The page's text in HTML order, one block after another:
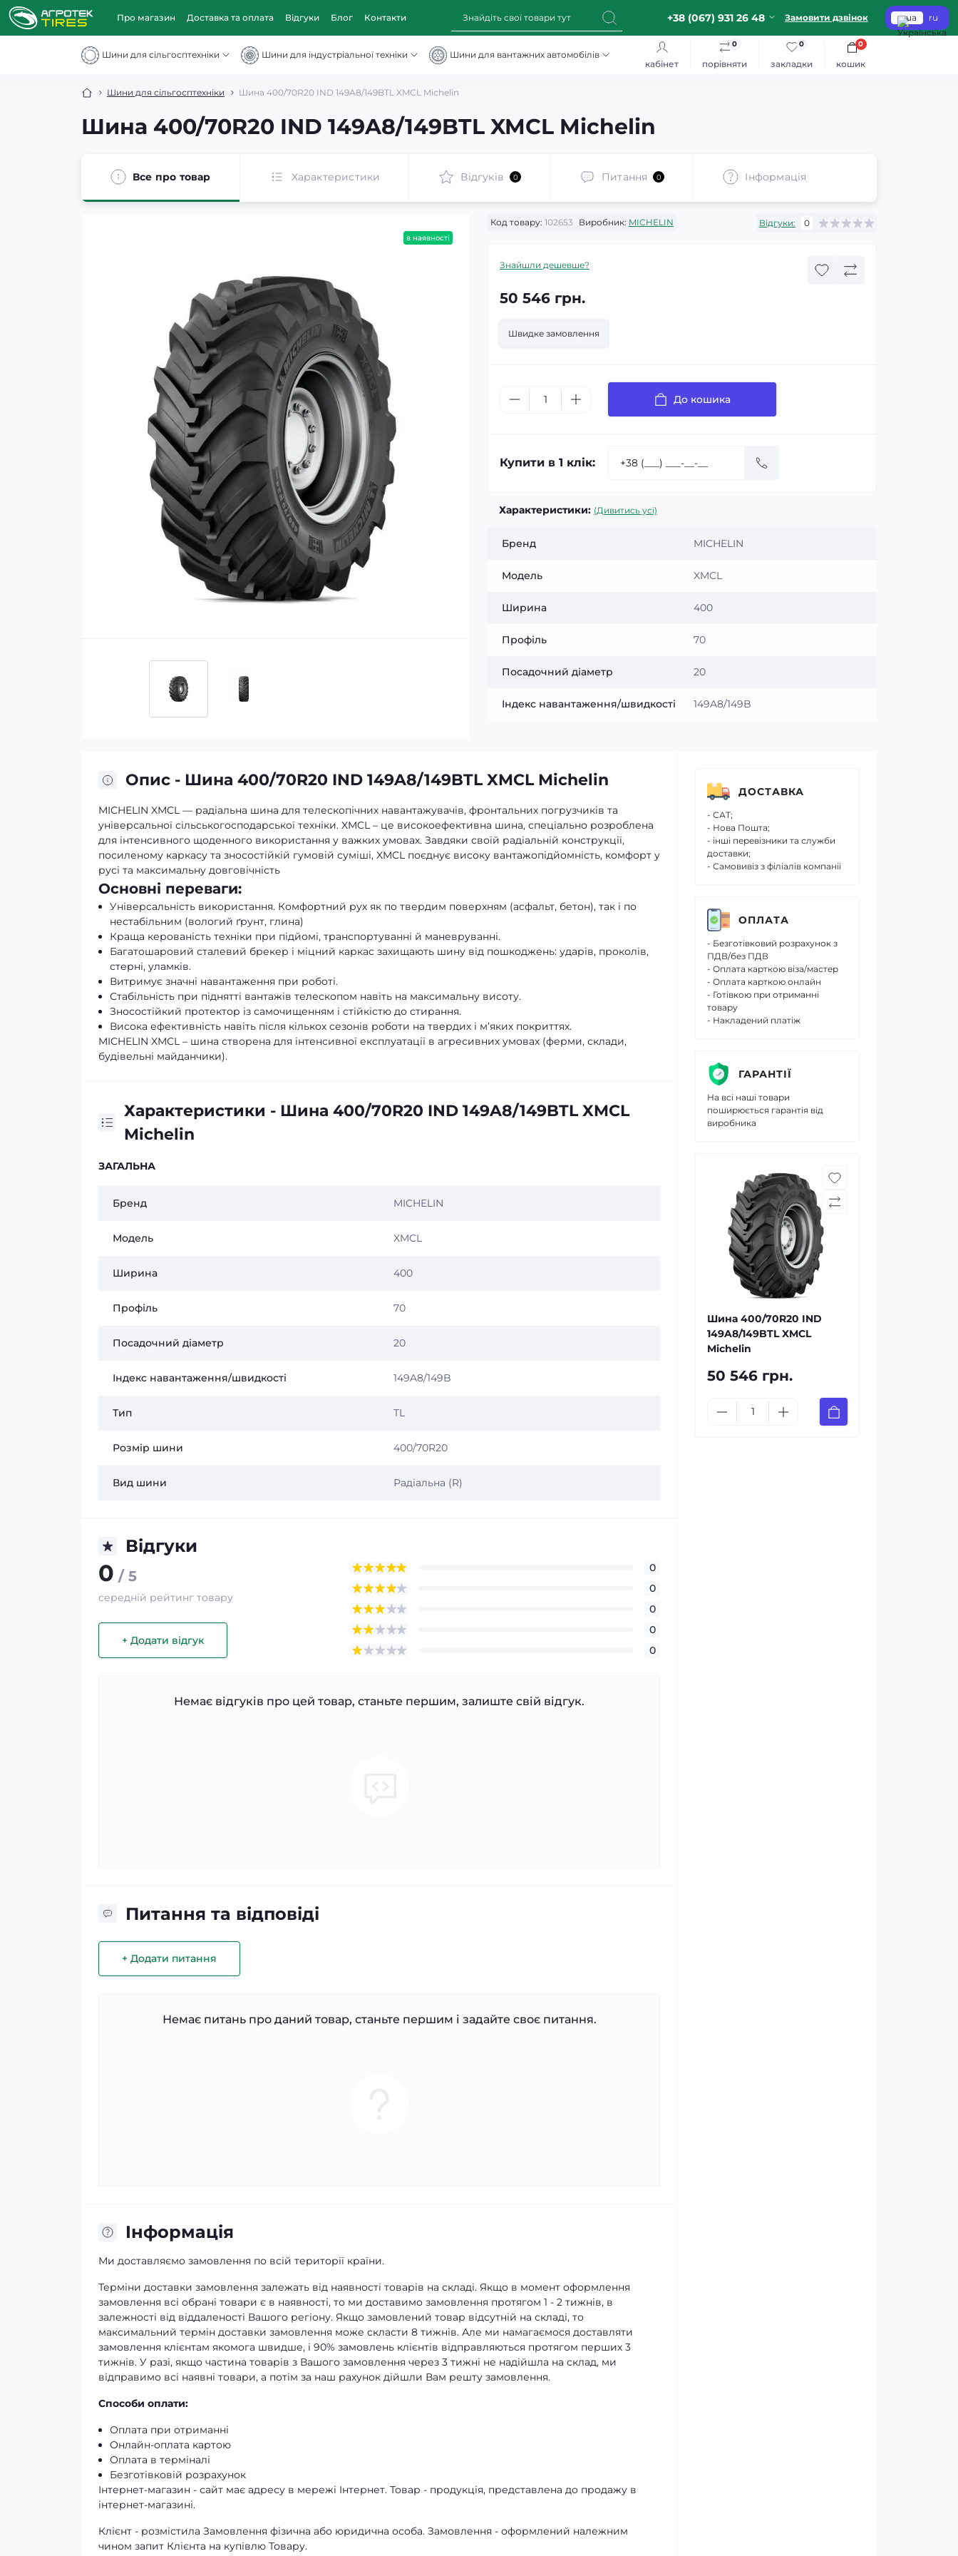
Про магазин Доставка та оплата Відгуки Блог Контакти +38 (067) 931 26 48 Замовити дзвінок ua ru
Шини для сільгосптехніки Шини для індустріальної техніки
Шини для вантажних автомобілів
кабінет
порівняти
0
закладки
0
кошик
0
Шини для сільгосптехніки Шина 400/70R20 IND 149A8/149BTL XMCL Michelin
Шина 400/70R20 IND 149A8/149BTL XMCL Michelin
Все про товар Характеристики Відгуків 0 Питання 0 Iнформація
в наявності
Код товару: 102653 Виробник: MICHELIN Відгуки: 0
Знайшли дешевше?
50 546 грн.
Швидке замовлення
До кошика
Купити в 1 клік:
Характеристики: (Дивитись усі)
Бренд MICHELIN
Модель XMCL
Ширина 400
Профіль 70
Посадочний діаметр 20
Індекс навантаження/швидкості 149A8/149B
Опис - Шина 400/70R20 IND 149A8/149BTL XMCL Michelin
MICHELIN XMCL — радіальна шина для телескопічних навантажувачів, фронтальних погрузчиків та
універсальної сільськогосподарської техніки. XMCL – це високоефективна шина, спеціально розроблена
для інтенсивного щоденного використання у важких умовах. Завдяки своїй радіальній конструкції,
посиленому каркасу та зносостійкій гумовій суміші, XMCL поєднує високу вантажопідйомність, комфорт у
русі та максимальну довговічність
Основні переваги:
Універсальність використання. Комфортний рух як по твердим поверхням (асфальт, бетон), так і по
нестабільним (вологий ґрунт, глина)
Краща керованість техніки при підйомі, транспортуванні й маневруванні.
Багатошаровий сталевий брекер і міцний каркас захищають шину від пошкоджень: ударів, проколів,
стерні, уламків.
Витримує значні навантаження при роботі.
Стабільність при піднятті вантажів телескопом навіть на максимальну висоту.
Зносостійкий протектор із самочищенням і стійкістю до стирання.
Висока ефективність навіть після кількох сезонів роботи на твердих і м’яких покриттях.
MICHELIN XMCL – шина створена для інтенсивної експлуатації в агресивних умовах (ферми, склади,
будівельні майданчики).
Характеристики - Шина 400/70R20 IND 149A8/149BTL XMCL
Michelin
ЗАГАЛЬНА
Бренд MICHELIN
Модель XMCL
Ширина 400
Профіль 70
Посадочний діаметр 20
Індекс навантаження/швидкості 149A8/149B
Тип TL
Розмір шини 400/70R20
Вид шини Радіальна (R)
Відгуки
0 / 5
середній рейтинг товару
+ Додати відгук
0
0
0
0
0
Немає відгуків про цей товар, станьте першим, залиште свій відгук.
Питання та відповіді
+ Додати питання
Немає питань про даний товар, станьте першим і задайте своє питання.
Iнформація
Ми доставляємо замовлення по всій території країни.
Терміни доставки замовлення залежать від наявності товарів на складі. Якщо в момент оформлення
замовлення всі обрані товари є в наявності, то ми доставимо замовлення протягом 1 - 2 тижнів, в
залежності від віддаленості Вашого регіону. Якщо замовлений товар відсутній на складі, то
максимальний термін доставки замовлення може скласти 8 тижнів. Але ми намагаємося доставляти
замовлення клієнтам якомога швидше, і 90% замовлень клієнтів відправляються протягом перших 3
тижнів. У разі, якщо частина товарів з Вашого замовлення через 3 тижні не надійшла на склад, ми
відправимо всі наявні товари, а потім за наш рахунок дійшли Вам решту замовлення.
Способи оплати:
Оплата при отриманні
Онлайн-оплата картою
Оплата в терміналі
Безготівковій розрахунок
Інтернет-магазин - сайт має адресу в мережі Інтернет. Товар - продукція, представлена ​​до продажу в
інтернет-магазині.
Клієнт - розмістила Замовлення фізична або юридична особа. Замовлення - оформлений належним
чином запит Клієнта на купівлю Товару.
ДОСТАВКА
- САТ;
- Нова Пошта;
- інші перевізники та служби
доставки;
- Самовивіз з філіалів компанії
ОПЛАТА
- Безготівковий розрахунок з
ПДВ/без ПДВ
- Оплата карткою віза/мастер
- Оплата карткою онлайн
- Готівкою при отриманні
товару
- Накладений платіж
ГАРАНТІЇ
На всі наші товари
поширюється гарантія від
виробника
Шина 400/70R20 IND
149A8/149BTL XMCL
Michelin
50 546 грн.